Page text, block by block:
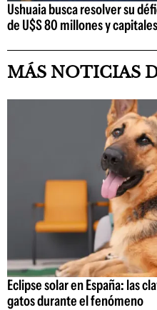
Ushuaia busca resolver su
de U$S 80 millones y
MÁS NOTICIAS
Eclipse solar en España: las
gatos durante el fenómeno